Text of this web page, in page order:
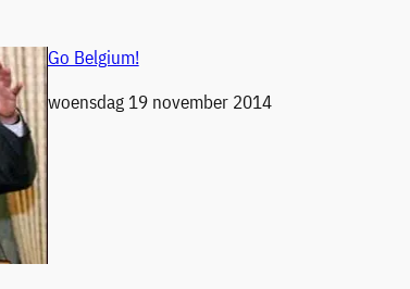
Go Belgium!
Datum
woensdag 19 november 2014